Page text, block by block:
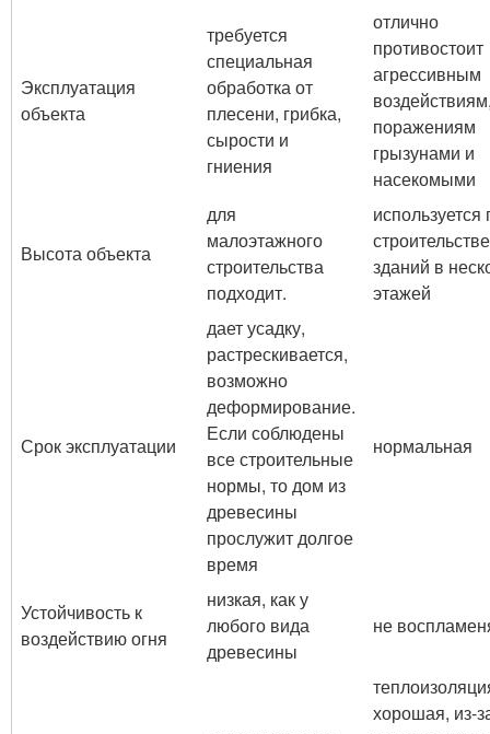
Эксплуатация
объекта
требуется
специальная
обработка от
плесени, грибка,
сырости и
гниения
отлично
противостоит
агрессивным
поражениям
грызунами и
насекомыми
Высота объекта
для
малоэтажного
строительства
подходит.
используется
строительстве
зданий в
этажей
Срок эксплуатации
дает усадку,
растрескивается,
возможно
деформирование.
Если соблюдены
все строительные
нормы, то дом из
древесины
прослужит долгое
время
нормальная
Устойчивость к
воздействию огня
низкая, как у
любого вида
древесины
не
хорошая, из-